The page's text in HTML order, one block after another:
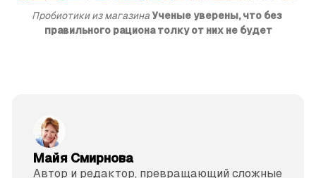
Пробиотики из магазина Ученые уверены, что без
правильного рациона толку от них не будет
Майя Смирнова
Автор и редактор, превращающий сложные